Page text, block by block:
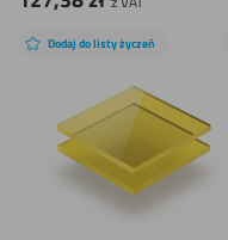
Dodaj do listy życzeń